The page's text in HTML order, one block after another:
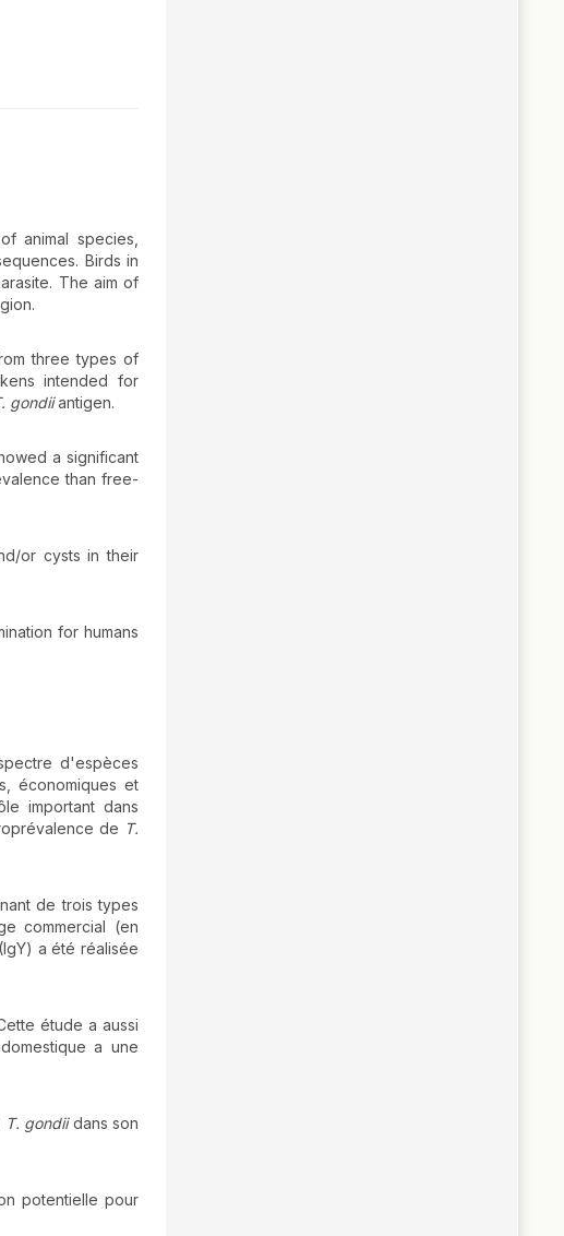
animal species,
Birds in
The aim of
three types of
intended for
gondiiantigen.
a significant
than free-
or cysts in their
for humans
d'espèces
économiques et
important dans
de T.
de trois types
commercial (en
a été réalisée
étude a aussi
a une
T. gondiidans son
potentielle pour